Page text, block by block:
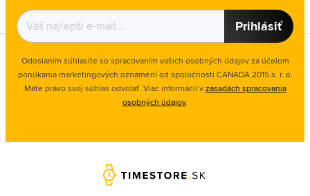
Prihlásiť
Odoslaním súhlasíte so spracovaním vašich osobných údajov za účelom
ponúkania marketingových oznámení od spoločnosti CANADA 2015 s. r. o.
Máte právo svoj súhlas odvolať. Viac informácií vzásadách spracovania
osobných údajov.